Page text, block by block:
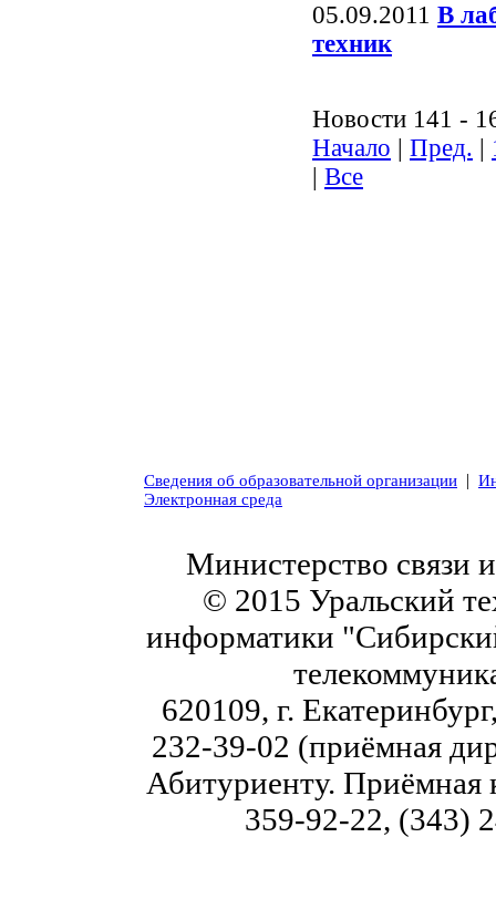
05.09.2011 В
техник
Новости 141 -
Начало
Пред.
Все
Сведения об образовательной организации |
Электронная среда
Министерство связи
© 2015 Уральский
информатики
620109, г.
232-39-02 (приёмная
Абитуриенту. Приёмная
359-92-22, (343)